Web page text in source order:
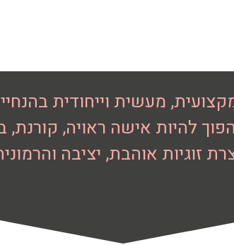
מקצועית, מעשית וייחודית
להיות אישה ראויה, קורנת,
זוגיות אוהבת, יציבה